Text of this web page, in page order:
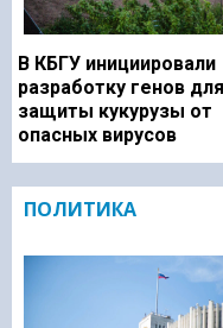
В КБГУ инициировали
разработку генов для
защиты кукурузы от
опасных вирусов
ПОЛИТИКА